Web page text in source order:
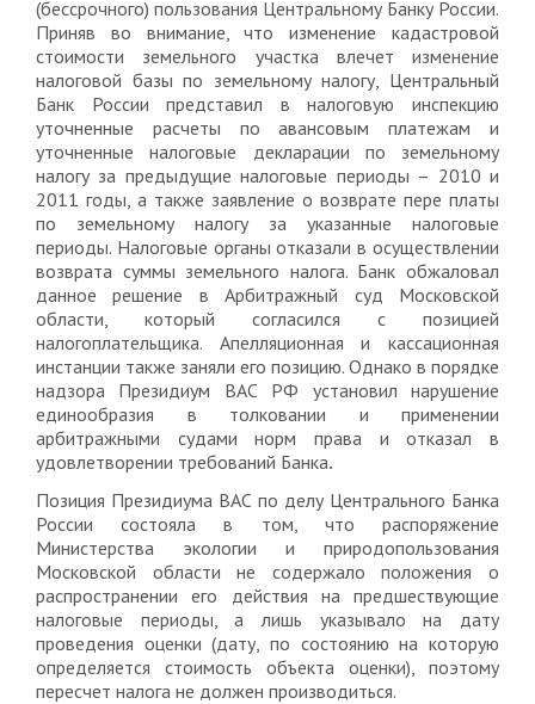
(бессрочного) пользования Центральному Банку России.
Приняв во внимание, что изменение кадастровой
стоимости земельного участка влечет изменение
налоговой базы по земельному налогу, Центральный
Банк России представил в налоговую инспекцию
уточненные расчеты по авансовым платежам и
уточненные налоговые декларации по земельному
налогу за предыдущие налоговые периоды – 2010 и
2011 годы, а также заявление о возврате пере платы
по земельному налогу за указанные налоговые
периоды. Налоговые органы отказали в осуществлении
возврата суммы земельного налога. Банк обжаловал
данное решение в Арбитражный суд Московской
области, который согласился с позицией
налогоплательщика. Апелляционная и кассационная
инстанции также заняли его позицию. Однако в порядке
надзора Президиум ВАС РФ установил нарушение
единообразия в толковании и применении
арбитражными судами норм права и отказал в
удовлетворении требований Банка.
Позиция Президиума ВАС по делу Центрального Банка
России состояла в том, что распоряжение
Министерства экологии и природопользования
Московской области не содержало положения о
распространении его действия на предшествующие
налоговые периоды, а лишь указывало на дату
проведения оценки (дату, по состоянию на которую
определяется стоимость объекта оценки), поэтому
пересчет налога не должен производиться.